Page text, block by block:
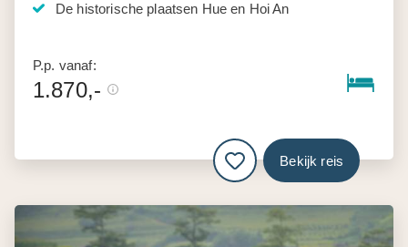
De historische plaatsen Hue en Hoi An
P.p. vanaf:
1.870,-
Bekijk reis